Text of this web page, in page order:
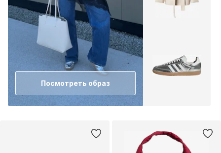
Посмотреть образ